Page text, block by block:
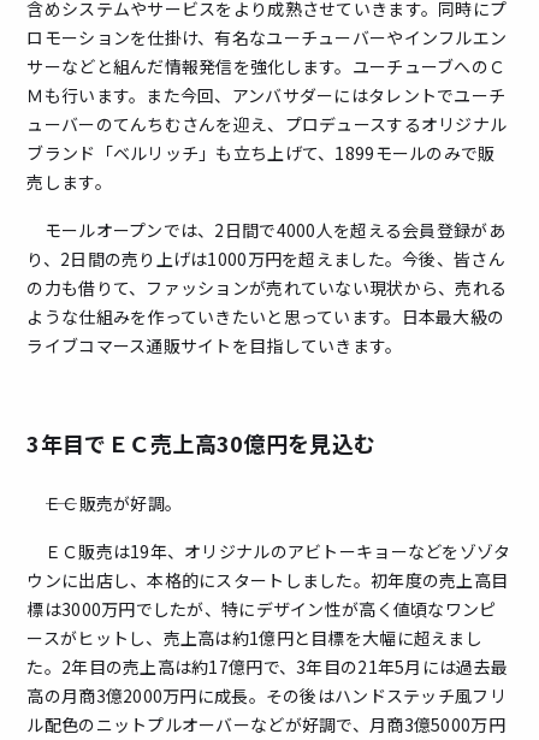
含めシステムやサービスをより成熟させていきます。同時にプ
ロモーションを仕掛け、有名なユーチューバーやインフルエン
サーなどと組んだ情報発信を強化します。ユーチューブへのＣ
Ｍも行います。また今回、アンバサダーにはタレントでユーチ
ューバーのてんちむさんを迎え、プロデュースするオリジナル
ブランド「ベルリッチ」も立ち上げて、1899モールのみで販
売します。
モールオープンでは、2日間で4000人を超える会員登録があ
り、2日間の売り上げは1000万円を超えました。今後、皆さん
の力も借りて、ファッションが売れていない現状から、売れる
ような仕組みを作っていきたいと思っています。日本最大級の
ライブコマース通販サイトを目指していきます。
3年目でＥＣ売上高30億円を見込む
――ＥＣ販売が好調。
ＥＣ販売は19年、オリジナルのアビトーキョーなどをゾゾタ
ウンに出店し、本格的にスタートしました。初年度の売上高目
標は3000万円でしたが、特にデザイン性が高く値頃なワンピ
ースがヒットし、売上高は約1億円と目標を大幅に超えまし
た。2年目の売上高は約17億円で、3年目の21年5月には過去最
高の月商3億2000万円に成長。その後はハンドステッチ風フリ
ル配色のニットプルオーバーなどが好調で、月商3億5000万円